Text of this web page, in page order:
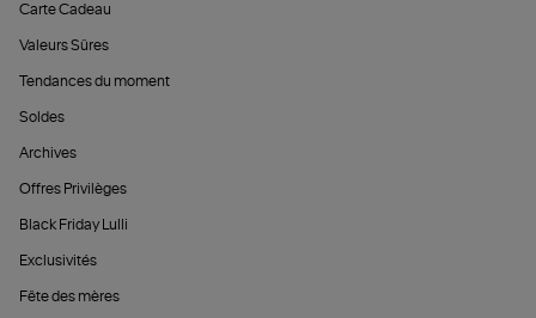
Carte Cadeau
Valeurs Sûres
Tendances du moment
Soldes
Archives
Offres Privilèges
Black Friday Lulli
Exclusivités
Fête des mères